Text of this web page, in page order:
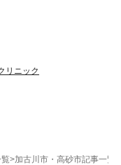
リニック
>加古川市・高砂市記事一覧